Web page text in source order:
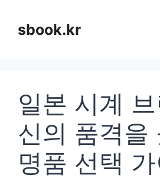
sbook.kr
일본 시계
신의 품격을
명품 선택